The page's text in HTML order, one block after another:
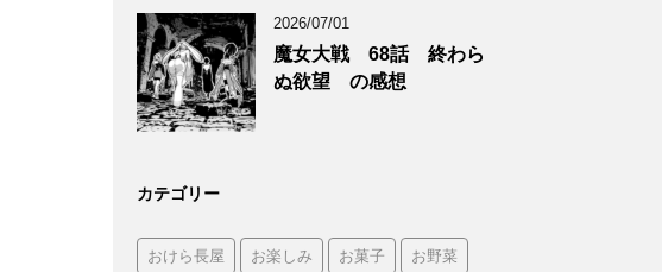
2026/07/01
魔女大戦 68話 終わら
ぬ欲望 の感想
カテゴリー
おけら長屋 お楽しみ お菓子 お野菜